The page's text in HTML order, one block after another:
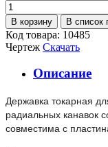
Код товара: 10485
Чертеж Скачать
Описание
Державка токарная
радиальных канавок
совместима с